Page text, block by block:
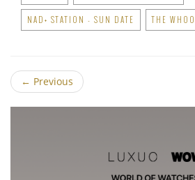
NAD+ STATION - SUN DATE THE WHOO
← Previous